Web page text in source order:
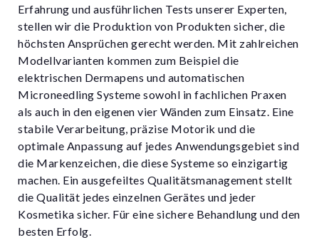
Erfahrung und ausführlichen Tests unserer Experten,
stellen wir die Produktion von Produkten sicher, die
höchsten Ansprüchen gerecht werden. Mit zahlreichen
Modellvarianten kommen zum Beispiel die
elektrischen Dermapens und automatischen
Microneedling Systeme sowohl in fachlichen Praxen
als auch in den eigenen vier Wänden zum Einsatz. Eine
stabile Verarbeitung, präzise Motorik und die
optimale Anpassung auf jedes Anwendungsgebiet sind
die Markenzeichen, die diese Systeme so einzigartig
machen. Ein ausgefeiltes Qualitätsmanagement stellt
die Qualität jedes einzelnen Gerätes und jeder
Kosmetika sicher. Für eine sichere Behandlung und den
besten Erfolg.